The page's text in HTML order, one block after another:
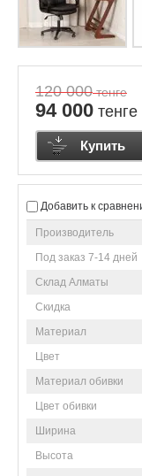
120 000тенге
94 000 тенге
Купить
Добавить к
Производитель
Под заказ 7-14 дней
Склад Алматы
Скидка
Материал
Цвет
Материал обивки
Цвет обивки
Ширина
Высота